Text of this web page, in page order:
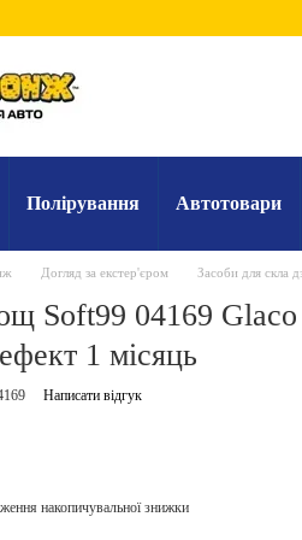
Полірування Автотовари
Догляд за екстер'єром Засоби для скла
Soft99 04169
1 місяць
Написати відгук
накопичувальної знижки